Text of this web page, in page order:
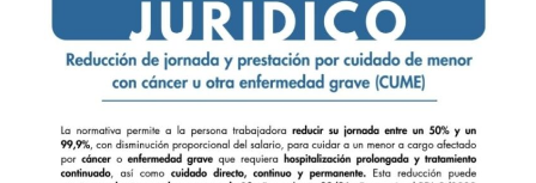
por
cuidado
cáncer